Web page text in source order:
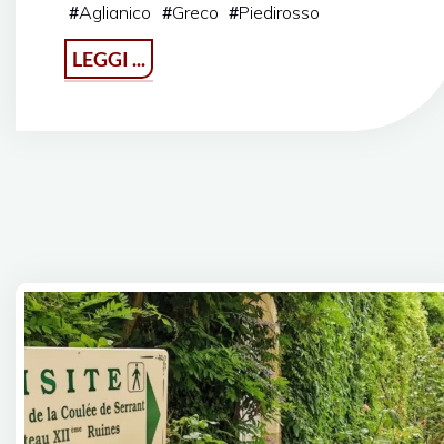
#Aglianico #Greco #Piedirosso
LEGGI ...